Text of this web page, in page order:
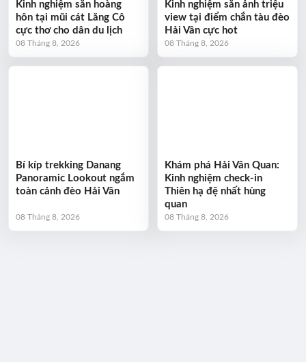
Kinh nghiệm săn hoàng
hôn tại mũi cát Lăng Cô
cực thơ cho dân du lịch
08 Tháng 8, 2026
Kinh nghiệm săn ảnh triệu
view tại điểm chắn tàu đèo
Hải Vân cực hot
08 Tháng 8, 2026
Bí kíp trekking Danang
Panoramic Lookout ngắm
toàn cảnh đèo Hải Vân
08 Tháng 8, 2026
Khám phá Hải Vân Quan:
Kinh nghiệm check-in
Thiên hạ đệ nhất hùng
quan
08 Tháng 8, 2026